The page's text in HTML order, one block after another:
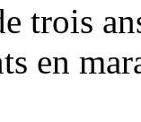
trois
en